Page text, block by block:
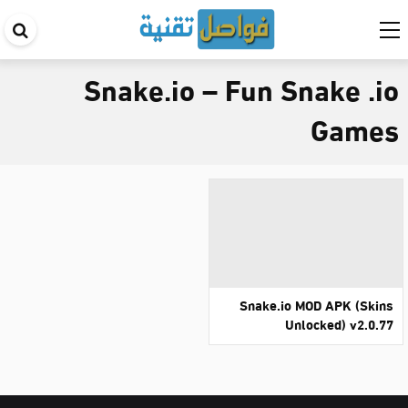
Snake.io – Fun Snake .io
Games
Snake.io MOD APK (Skins
Unlocked) v2.0.77